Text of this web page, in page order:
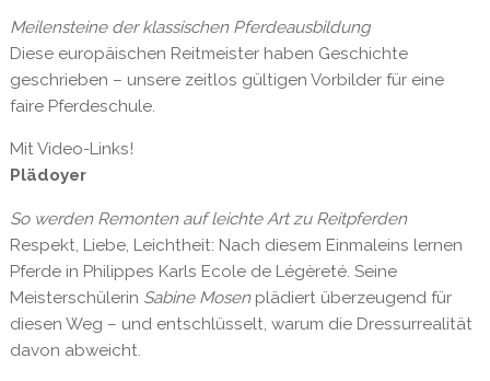
Meilensteine der klassischen Pferdeausbildung
Diese europäischen Reitmeister haben Geschichte
geschrieben – unsere zeitlos gültigen Vorbilder für eine
faire Pferdeschule.
Mit Video-Links!
Plädoyer
So werden Remonten auf leichte Art zu Reitpferden
Respekt, Liebe, Leichtheit: Nach diesem Einmaleins lernen
Pferde in Philippes Karls Ecole de Légèreté. Seine
Meisterschülerin Sabine Mosenplädiert überzeugend für
diesen Weg – und entschlüsselt, warum die Dressurrealität
davon abweicht.